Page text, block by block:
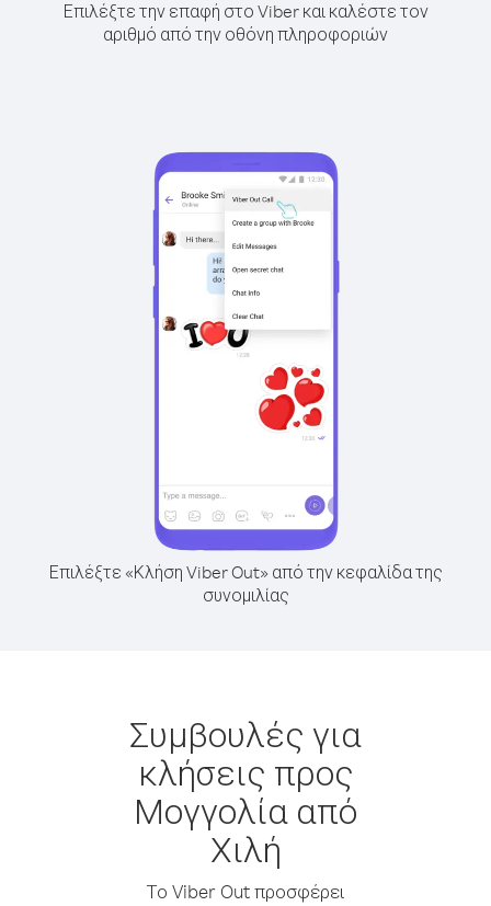
Επιλέξτε την επαφή στο Viber και καλέστε τον
αριθμό από την οθόνη πληροφοριών
Επιλέξτε «Κλήση Viber Out» από την κεφαλίδα της
συνομιλίας
Συμβουλές για
κλήσεις προς
Μογγολία από
Χιλή
Το Viber Out προσφέρει